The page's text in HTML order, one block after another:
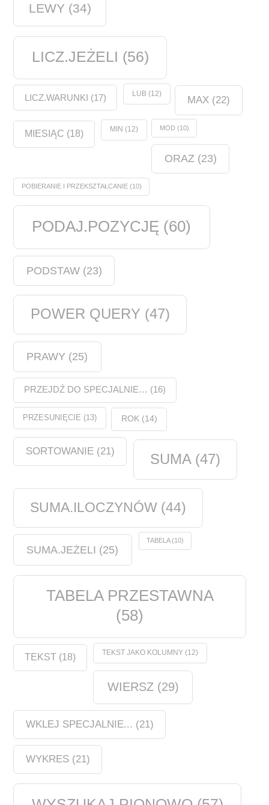
LEWY (34)
LICZ.JEŻELI (56)
LICZ.WARUNKI (17) LUB(12)
MAX(22)
MIESIĄC (18) MIN (12) MOD(10)
ORAZ (23)
POBIERANIE I PRZEKSZTAŁCANIE(10)
PODAJ.POZYCJĘ (60)
PODSTAW(23)
POWER QUERY (47)
PRAWY (25)
PRZEJDŹ DO SPECJALNIE… (16)
PRZESUNIĘCIE (13) ROK(14)
SORTOWANIE(21) SUMA(47)
SUMA.ILOCZYNÓW (44)
SUMA.JEŻELI (25)
TABELA(10)
TABELA PRZESTAWNA
(58)
TEKST (18) TEKST JAKO KOLUMNY(12)
WIERSZ(29)
WKLEJ SPECJALNIE... (21)
WYKRES(21)